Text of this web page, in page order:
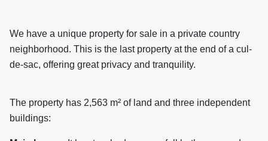
We have a unique property for sale in a private country
neighborhood. This is the last property at the end of a cul-
de-sac, offering great privacy and tranquility.
The property has 2,563 m² of land and three independent
buildings: